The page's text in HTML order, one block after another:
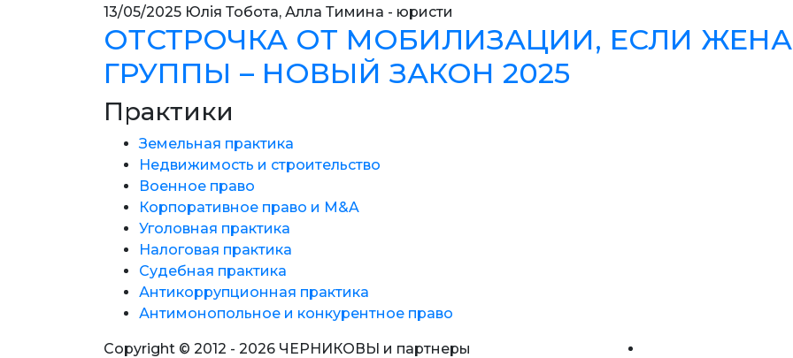
13/05/2025 Юлія Тобота, Алла Тимина - юристи
ОТСТРОЧКА ОТ МОБИЛИЗАЦИИ, ЕСЛИ
ГРУППЫ – НОВЫЙ ЗАКОН 2025
Практики
Земельная практика
Недвижимость и строительство
Военное право
Корпоративное право и M&A
Уголовная практика
Налоговая практика
Судебная практика
Антикоррупционная практика
Антимонопольное и конкурентное право
Copyright © 2012 - 2026 ЧЕРНИКОВЫ и партнеры